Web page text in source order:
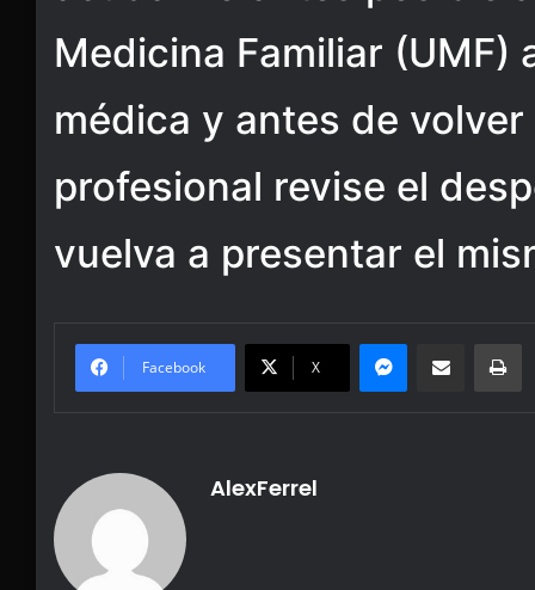
Medicina Familiar (UMF)
médica y antes de
profesional revise el
vuelva a presentar el
Facebook X
Messenger
Share via Email
AlexFerrel